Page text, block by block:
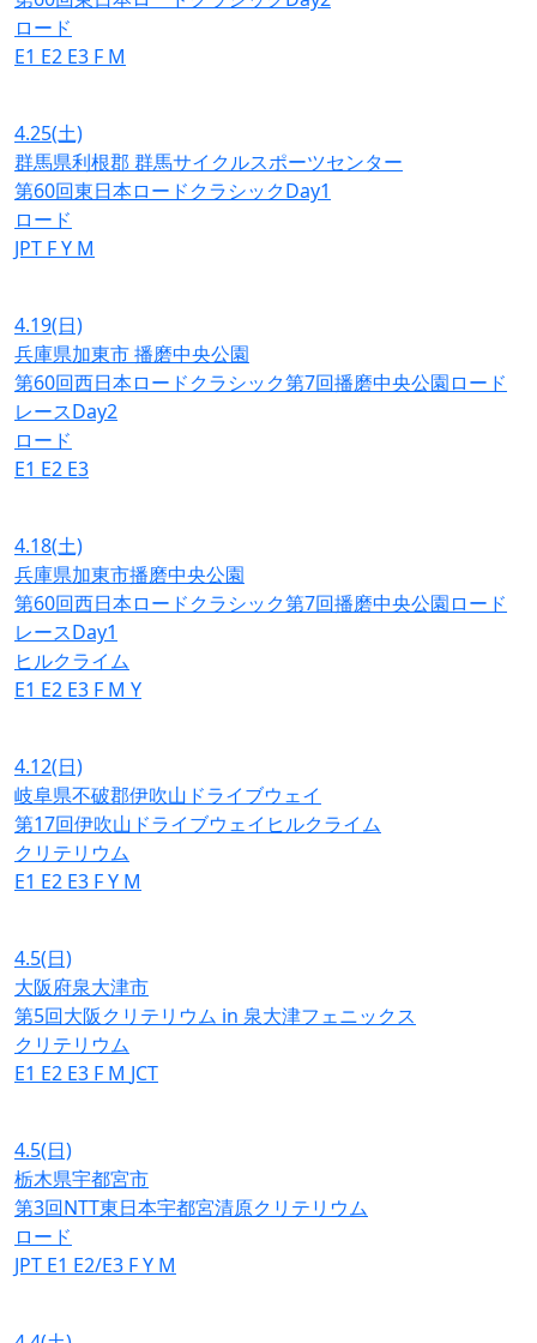
ロード
E1 E2 E3 F M
4.25(土)
群馬県利根郡 群馬サイクルスポーツセンター
第60回東日本ロードクラシックDay1
ロード
JPT FY M
4.19(日)
兵庫県加東市 播磨中央公園
第60回西日本ロードクラシック第7回播磨中央公園ロード
レースDay2
ロード
E1 E2 E3
4.18(土)
兵庫県加東市播磨中央公園
第60回西日本ロードクラシック第7回播磨中央公園ロード
レースDay1
ヒルクライム
E1 E2 E3 F M Y
4.12(日)
岐阜県不破郡伊吹山ドライブウェイ
第17回伊吹山ドライブウェイヒルクライム
クリテリウム
E1 E2 E3 FY M
4.5(日)
大阪府泉大津市
第5回大阪クリテリウム in 泉大津フェニックス
クリテリウム
E1 E2 E3 F M JCT
4.5(日)
栃木県宇都宮市
第3回NTT東日本宇都宮清原クリテリウム
ロード
JPT E1 E2/E3 FY M